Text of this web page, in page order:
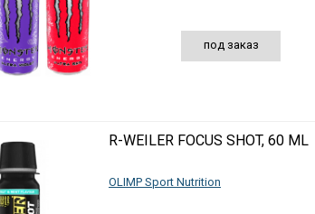
под заказ
R-WEILER FOCUS SHOT, 60 ML
OLIMP Sport Nutrition